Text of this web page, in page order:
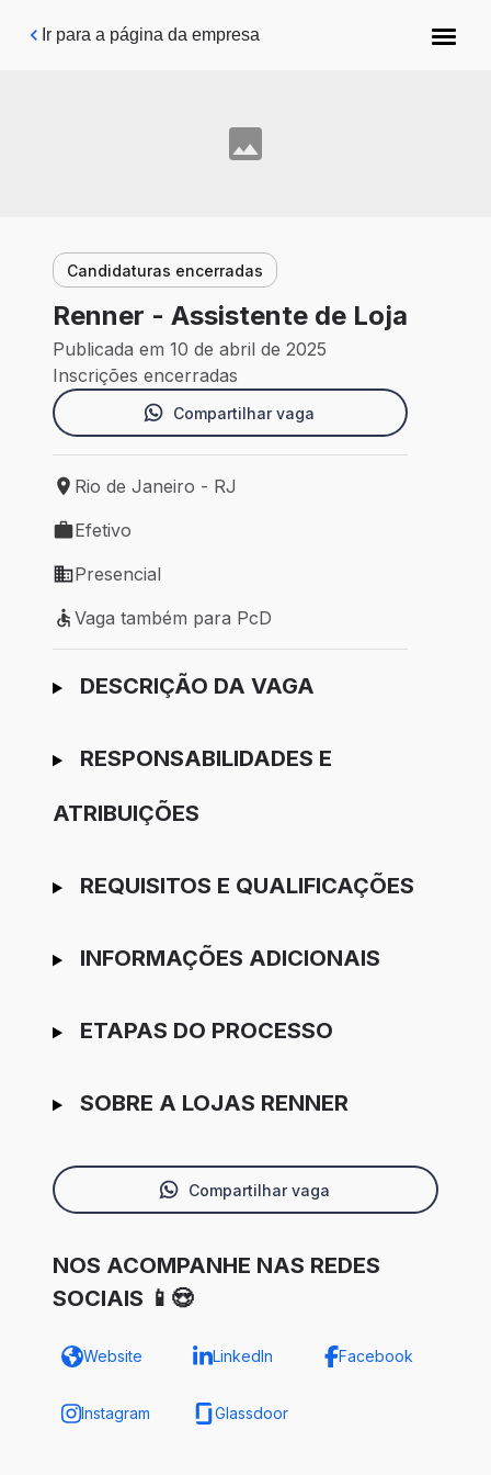
Pular para o conteúdo principal
Ir para a página da empresa
Candidaturas encerradas
Renner - Assistente de Loja
Publicada em 10 de abril de 2025
Inscrições encerradas
Compartilhar vaga
Local de trabalho: Rio de Janeiro - RJ
Rio de Janeiro - RJ
Tipo de vaga: Efetivo
Efetivo
Modelo de trabalho: Presencial
Presencial
Vaga também para PcD
Vaga também para PcD
Ir para candidatura
DESCRIÇÃO DA VAGA
RESPONSABILIDADES E
ATRIBUIÇÕES
REQUISITOS E QUALIFICAÇÕES
INFORMAÇÕES ADICIONAIS
ETAPAS DO PROCESSO
SOBRE A LOJAS RENNER
Compartilhar vaga
NOS ACOMPANHE NAS REDES
SOCIAIS 📱😍
Website LinkedIn Facebook
Instagram Glassdoor